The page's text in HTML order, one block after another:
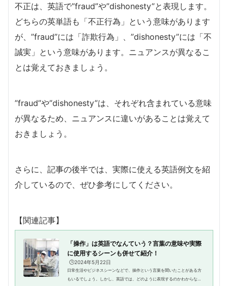
不正は、英語で”fraud”や”dishonesty”と表現します。
どちらの英単語も「不正行為」という意味があります
が、”fraud”には「詐欺行為」、”dishonesty”には「不
誠実」という意味があります。ニュアンスが異なるこ
とは覚えておきましょう。
”fraud”や”dishonesty”は、それぞれ含まれている意味
が異なるため、ニュアンスに違いがあることは覚えて
おきましょう。
さらに、記事の後半では、実際に使える英語例文を紹
介しているので、ぜひ参考にしてください。
【関連記事】
「操作」は英語でなんていう？言葉の意味や実際
に使用するシーンも併せて紹介！
🕒️2024年5月22日
日常生活やビジネスシーンなどで、操作という言葉を聞いたことがある方
もいるでしょう。しかし、英語では、どのように表現するのかわからない